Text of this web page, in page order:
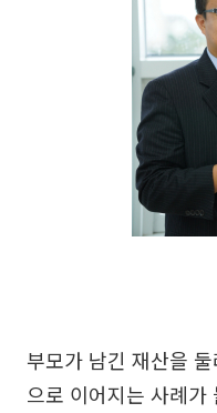
부모가 남긴 재산을
으로 이어지는 사례가